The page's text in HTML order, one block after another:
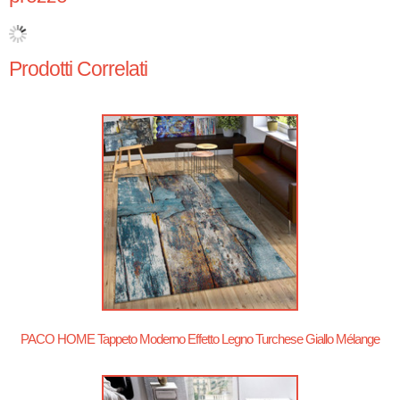
Prodotti Correlati
PACO HOME Tappeto Moderno Effetto Legno Turchese Giallo Mélange